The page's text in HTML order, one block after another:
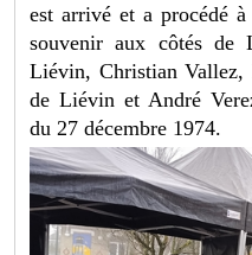
est arrivé et a procédé
souvenir aux côtés de
Liévin, Christian Vallez,
de Liévin et André
du 27 décembre 1974.